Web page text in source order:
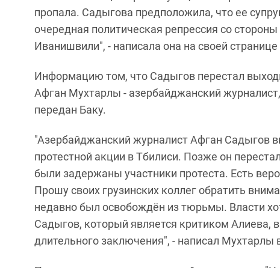
пропала. Садыгова предположила, что ее
очередная политическая репрессия со
Иванишвили", - написала она на своей странице
Информацию том, что Садыгов перестал
Афган Мухтарлы - азербайджанский
передан Баку.
"Азербайджанский журналист Афган Садыгов
протестной акции в Тбилиси. Позже он
были задержаны участники протеста. Есть
Прошу своих грузинских коллег обратить
недавно был освобождён из тюрьмы. Власти
Садыгов, который является критиком Алиева,
длительного заключения", - написал Мухтарлы